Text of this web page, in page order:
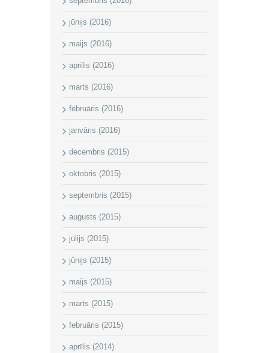
jūnijs (2016)
maijs (2016)
aprīlis (2016)
marts (2016)
februāris (2016)
janvāris (2016)
decembris (2015)
oktobris (2015)
septembris (2015)
augusts (2015)
jūlijs (2015)
jūnijs (2015)
maijs (2015)
marts (2015)
februāris (2015)
aprīlis (2014)